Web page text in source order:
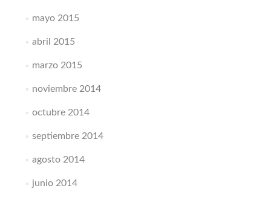
mayo 2015
abril 2015
marzo 2015
noviembre 2014
octubre 2014
septiembre 2014
agosto 2014
junio 2014